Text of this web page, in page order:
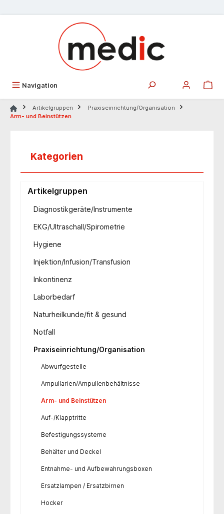
Navigation
Artikelgruppen
Praxiseinrichtung/Organisation
Arm- und Beinstützen
Kategorien
Artikelgruppen
Diagnostikgeräte/Instrumente
EKG/Ultraschall/Spirometrie
Hygiene
Injektion/Infusion/Transfusion
Inkontinenz
Laborbedarf
Naturheilkunde/fit & gesund
Notfall
Praxiseinrichtung/Organisation
Abwurfgestelle
Ampullarien/Ampullenbehältnisse
Arm- und Beinstützen
Auf-/Klapptritte
Befestigungssysteme
Behälter und Deckel
Entnahme- und Aufbewahrungsboxen
Ersatzlampen / Ersatzbirnen
Hocker